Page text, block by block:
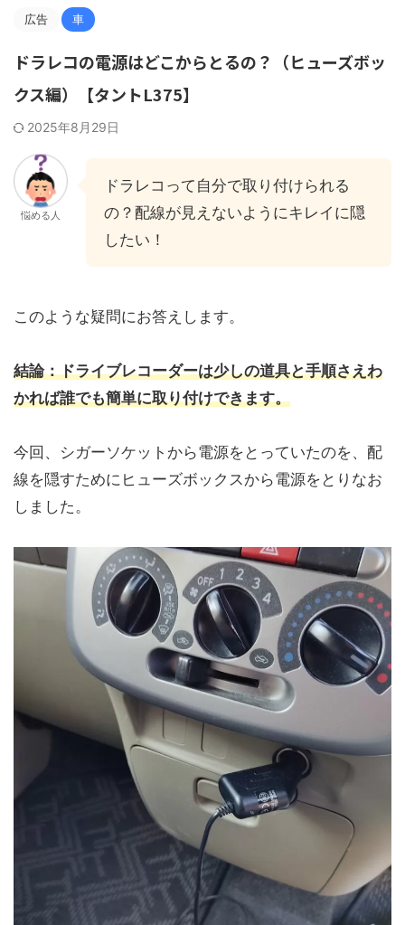
広告 車
ドラレコの電源はどこからとるの？（ヒューズボッ
クス編）【タントL375】
2025年8月29日
悩める人
ドラレコって自分で取り付けられる
の？配線が見えないようにキレイに隠
したい！
このような疑問にお答えします。
結論：ドライブレコーダーは少しの道具と手順さえわ
かれば誰でも簡単に取り付けできます。
今回、シガーソケットから電源をとっていたのを、配
線を隠すためにヒューズボックスから電源をとりなお
しました。